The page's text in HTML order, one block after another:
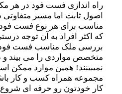
راه اندازی فست فود در هر
اصول ثابت اما مسیر متفاوتی
مناسب برای هر نوع فست فود
که اکثر افراد به آن توجه درستی
بررسی ملک مناسب فست فود یک
متخصص مواردی را می بیند و
نمیبینند! همین موارد ممکن است تا
مجموعه همراه کسب و کار باشد.
کار خودتون رو حرفه ای شروع کنید.